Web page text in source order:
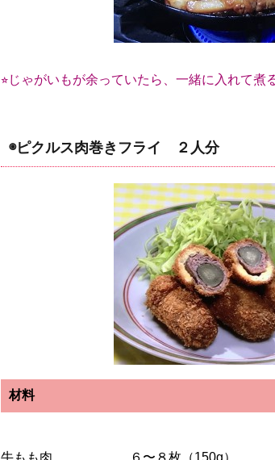
⭐︎じゃがいもが余っていたら、一緒に入れて煮
◉ピクルス肉巻きフライ ２人分
材料